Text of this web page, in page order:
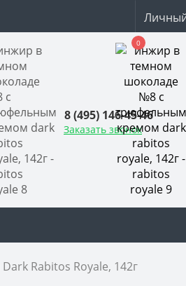
8 (495) 146-45-46
Заказать звонок
0
Rabitos Royale, 142г